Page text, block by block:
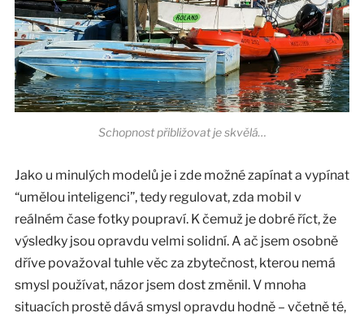
Schopnost přibližovat je skvělá…
Jako u minulých modelů je i zde možné zapínat a vypínat
“umělou inteligenci”, tedy regulovat, zda mobil v
reálném čase fotky poupraví. K čemuž je dobré říct, že
výsledky jsou opravdu velmi solidní. A ač jsem osobně
dříve považoval tuhle věc za zbytečnost, kterou nemá
smysl používat, názor jsem dost změnil. V mnoha
situacích prostě dává smysl opravdu hodně – včetně té,